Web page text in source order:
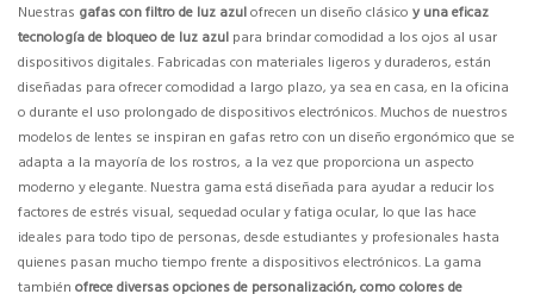
Nuestras gafas con filtro de luz azulofrecen un diseño clásico y una eficaz
tecnología de bloqueo de luz azul para brindar comodidad a los ojos al usar
dispositivos digitales. Fabricadas con materiales ligeros y duraderos, están
diseñadas para ofrecer comodidad a largo plazo, ya sea en casa, en la oficina
o durante el uso prolongado de dispositivos electrónicos. Muchos de nuestros
modelos de lentes se inspiran en gafas retro con un diseño ergonómico que se
adapta a la mayoría de los rostros, a la vez que proporciona un aspecto
moderno y elegante. Nuestra gama está diseñada para ayudar a reducir los
factores de estrés visual, sequedad ocular y fatiga ocular, lo que las hace
ideales para todo tipo de personas, desde estudiantes y profesionales hasta
quienes pasan mucho tiempo frente a dispositivos electrónicos. La gama
también ofrece diversas opciones de personalización, como colores de